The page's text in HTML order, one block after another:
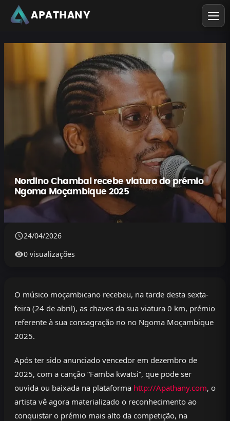
APATHANY
Nordino Chambal recebe viatura do prémio
Ngoma Moçambique 2025
24/04/2026
0 visualizações
O músico moçambicano recebeu, na tarde desta sexta-
feira (24 de abril), as chaves da sua viatura 0 km, prémio
referente à sua consagração no no Ngoma Moçambique
2025.
Após ter sido anunciado vencedor em dezembro de
2025, com a canção “Famba kwatsi”, que pode ser
ouvida ou baixada na plataforma http://Apathany.com, o
artista vê agora materializado o reconhecimento ao
conquistar o prémio mais alto da competição, na